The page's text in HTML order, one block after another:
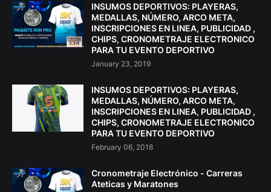
INSUMOS DEPORTIVOS: PLAYERAS,
MEDALLAS, NÚMERO, ARCO META,
INSCRIPCIONES EN LINEA, PUBLICIDAD ,
CHIPS, CRONOMETRAJE ELECTRONICO
PARA TU EVENTO DEPORTIVO
January 23, 2019
INSUMOS DEPORTIVOS: PLAYERAS,
MEDALLAS, NÚMERO, ARCO META,
INSCRIPCIONES EN LINEA, PUBLICIDAD ,
CHIPS, CRONOMETRAJE ELECTRONICO
PARA TU EVENTO DEPORTIVO
February 06, 2018
Cronometraje Electrónico - Carreras
Ateticas y Maratones